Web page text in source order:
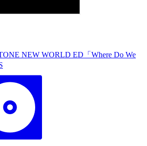
NEW WORLD ED「Where Do We